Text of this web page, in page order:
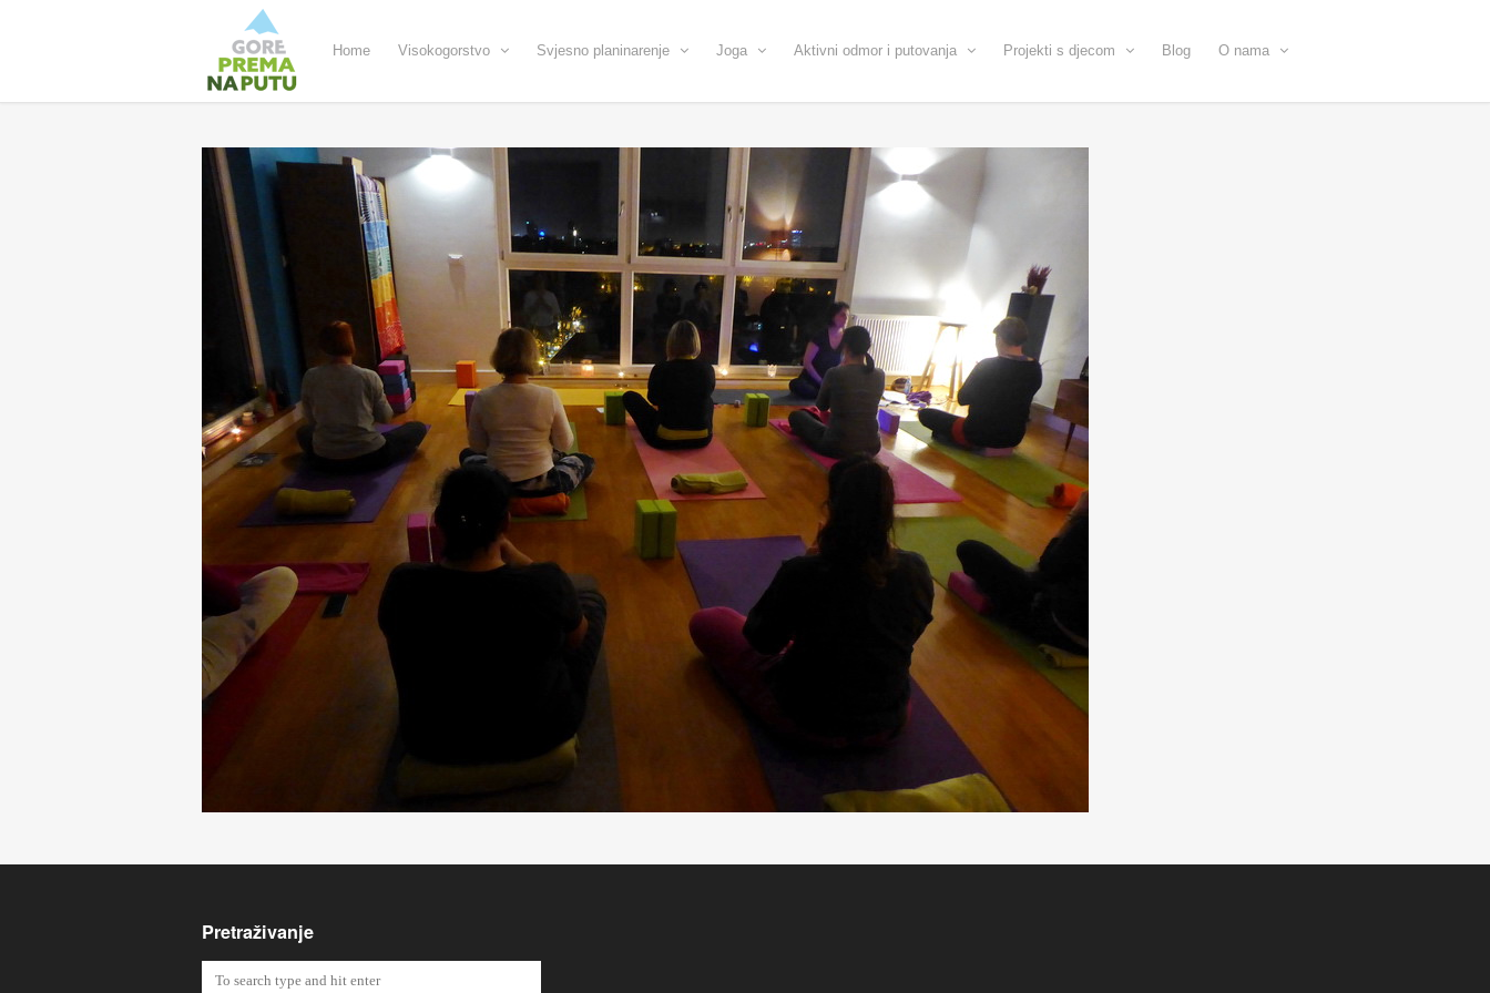
Home Visokogorstvo Svjesno planinarenje Joga Aktivni odmor i putovanja Projekti s djecom Blog O nama
Pretraživanje